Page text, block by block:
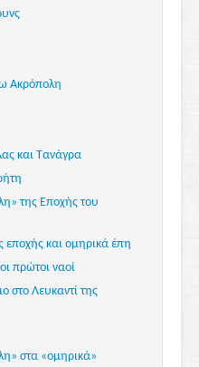
του έπους και η
Ακρόπολη
και Τανάγρα
της Εποχής του
εποχής και ομηρικά έπη
πρώτοι ναοί
στο Λευκαντί της
στα «ομηρικά»